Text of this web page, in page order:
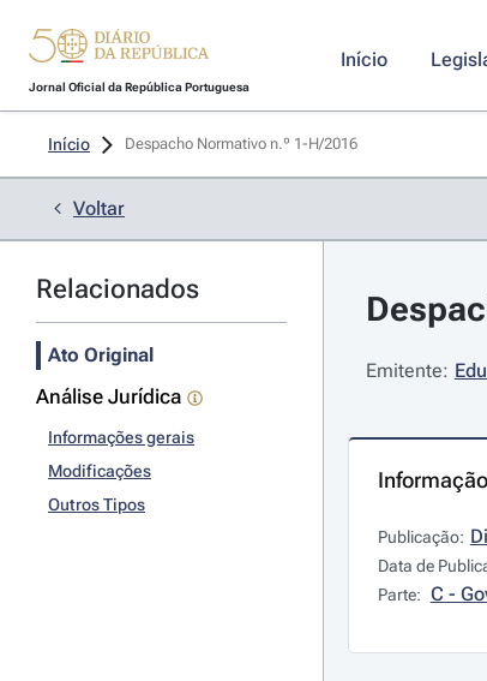
Jornal Oficial da República Portuguesa
Início
Início Despacho Normativo n.º 1-H/2016
Voltar
Relacionados
Ato Original
Análise Jurídica
Informações gerais
Modificações
Outros Tipos
Emitente:
Publicação:
Data de
Parte: C -